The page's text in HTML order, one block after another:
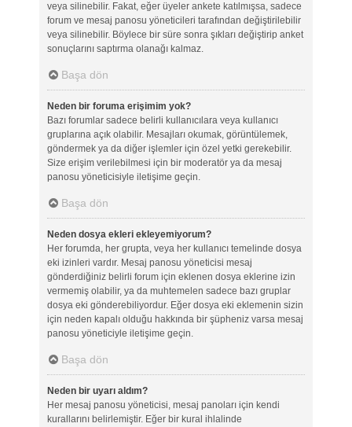
veya silinebilir. Fakat, eğer üyeler ankete katılmışsa, sadece
forum ve mesaj panosu yöneticileri tarafından değiştirilebilir
veya silinebilir. Böylece bir süre sonra şıkları değiştirip anket
sonuçlarını saptırma olanağı kalmaz.
Başa dön
Neden bir foruma erişimim yok?
Bazı forumlar sadece belirli kullanıcılara veya kullanıcı
gruplarına açık olabilir. Mesajları okumak, görüntülemek,
göndermek ya da diğer işlemler için özel yetki gerekebilir.
Size erişim verilebilmesi için bir moderatör ya da mesaj
panosu yöneticisiyle iletişime geçin.
Başa dön
Neden dosya ekleri ekleyemiyorum?
Her forumda, her grupta, veya her kullanıcı temelinde dosya
eki izinleri vardır. Mesaj panosu yöneticisi mesaj
gönderdiğiniz belirli forum için eklenen dosya eklerine izin
vermemiş olabilir, ya da muhtemelen sadece bazı gruplar
dosya eki gönderebiliyordur. Eğer dosya eki eklemenin sizin
için neden kapalı olduğu hakkında bir şüpheniz varsa mesaj
panosu yöneticiyle iletişime geçin.
Başa dön
Neden bir uyarı aldım?
Her mesaj panosu yöneticisi, mesaj panoları için kendi
kurallarını belirlemiştir. Eğer bir kural ihlalinde